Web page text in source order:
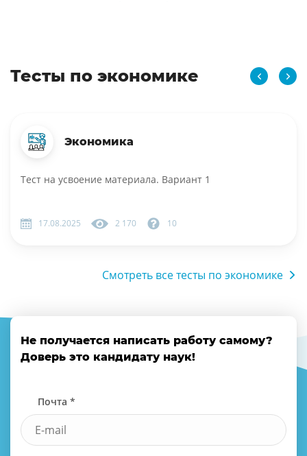
Тесты по экономике
Экономика
Тест на усвоение материала. Вариант 1
17.08.2025 2 170 10
Смотреть все тесты по экономике
Не получается написать работу самому?
Доверь это кандидату наук!
Почта *